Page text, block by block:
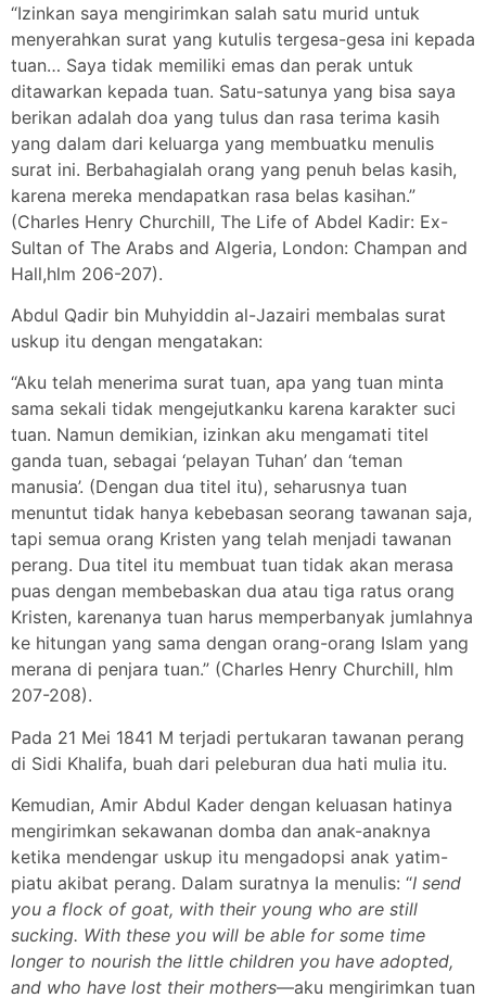
“Izinkan saya mengirimkan salah satu murid untuk
menyerahkan surat yang kutulis tergesa-gesa ini kepada
tuan… Saya tidak memiliki emas dan perak untuk
ditawarkan kepada tuan. Satu-satunya yang bisa saya
berikan adalah doa yang tulus dan rasa terima kasih
yang dalam dari keluarga yang membuatku menulis
surat ini. Berbahagialah orang yang penuh belas kasih,
karena mereka mendapatkan rasa belas kasihan.”
(Charles Henry Churchill, The Life of Abdel Kadir: Ex-
Sultan of The Arabs and Algeria, London: Champan and
Hall,hlm 206-207).
Abdul Qadir bin Muhyiddin al-Jazairi membalas surat
uskup itu dengan mengatakan:
“Aku telah menerima surat tuan, apa yang tuan minta
sama sekali tidak mengejutkanku karena karakter suci
tuan. Namun demikian, izinkan aku mengamati titel
ganda tuan, sebagai ‘pelayan Tuhan’ dan ‘teman
manusia’. (Dengan dua titel itu), seharusnya tuan
menuntut tidak hanya kebebasan seorang tawanan saja,
tapi semua orang Kristen yang telah menjadi tawanan
perang. Dua titel itu membuat tuan tidak akan merasa
puas dengan membebaskan dua atau tiga ratus orang
Kristen, karenanya tuan harus memperbanyak jumlahnya
ke hitungan yang sama dengan orang-orang Islam yang
merana di penjara tuan.” (Charles Henry Churchill, hlm
207-208).
Pada 21 Mei 1841 M terjadi pertukaran tawanan perang
di Sidi Khalifa, buah dari peleburan dua hati mulia itu.
Kemudian, Amir Abdul Kader dengan keluasan hatinya
mengirimkan sekawanan domba dan anak-anaknya
ketika mendengar uskup itu mengadopsi anak yatim-
piatu akibat perang. Dalam suratnya Ia menulis: “I send
you a flock of goat, with their young who are still
sucking. With these you will be able for some time
longer to nourish the little children you have adopted,
and who have lost their mothers—aku mengirimkan tuan